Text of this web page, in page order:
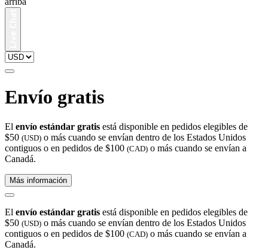
Envío gratis
El envío estándar gratis está disponible en pedidos elegibles de
$50 (USD) o más cuando se envían dentro de los Estados Unidos
contiguos o en pedidos de $100 (CAD) o más cuando se envían a
Canadá.
Más información
El envío estándar gratis está disponible en pedidos elegibles de
$50 (USD) o más cuando se envían dentro de los Estados Unidos
contiguos o en pedidos de $100 (CAD) o más cuando se envían a
Canadá.